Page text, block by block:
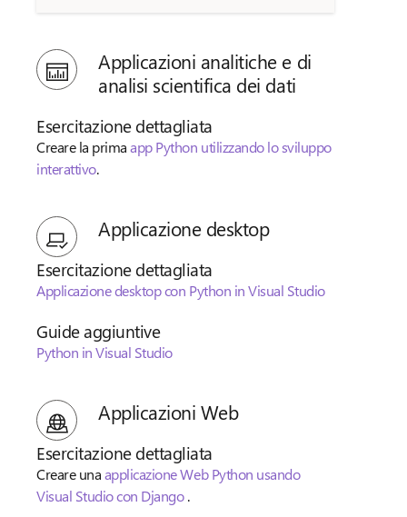
Applicazioni analitiche e di
analisi scientifica dei dati
Esercitazione dettagliata
Creare la primaapp Python utilizzando lo sviluppo
interattivo.
Applicazione desktop
Esercitazione dettagliata
Applicazione desktop con Python in Visual Studio
Guide aggiuntive
Python in Visual Studio
Applicazioni Web
Esercitazione dettagliata
Creare unaapplicazione Web Python usando
Visual Studio con Django.